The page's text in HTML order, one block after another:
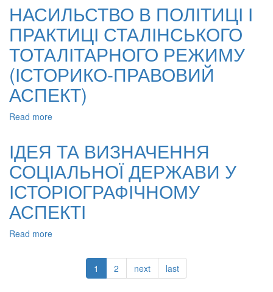
АСПЕКТ)
КОНЦЕПТУ
“СОЦІАЛЬНА
ДЕРЖАВА”
НАСИЛЬСТВО В ПОЛІТИЦІ І
ПРАКТИЦІ СТАЛІНСЬКОГО
ТОТАЛІТАРНОГО РЕЖИМУ
(ІСТОРИКО-ПРАВОВИЙ
АСПЕКТ)
Read more
ПОЛІТИЦІ
І
ПРАКТИЦІ
СТАЛІНСЬКОГО
ТОТАЛІТАРНОГО
РЕЖИМУ
ІДЕЯ ТА ВИЗНАЧЕННЯ
СОЦІАЛЬНОЇ ДЕРЖАВИ У
ІСТОРІОГРАФІЧНОМУ
АСПЕКТІ
Read more
ВИЗНАЧЕННЯ
СОЦІАЛЬНОЇ
1 2 next last